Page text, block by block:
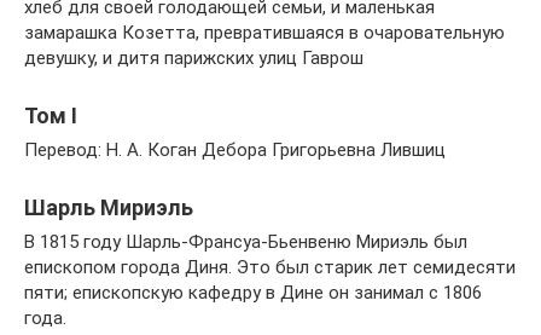
хлеб для своей голодающей семьи, и маленькая
замарашка Козетта, превратившаяся в очаровательную
девушку, и дитя парижских улиц Гаврош
Том I
Перевод: Н. А. Коган Дебора Григорьевна Лившиц
Шарль Мириэль
В 1815 году Шарль-Франсуа-Бьенвеню Мириэль был
епископом города Диня. Это был старик лет семидесяти
пяти; епископскую кафедру в Дине он занимал с 1806
года.